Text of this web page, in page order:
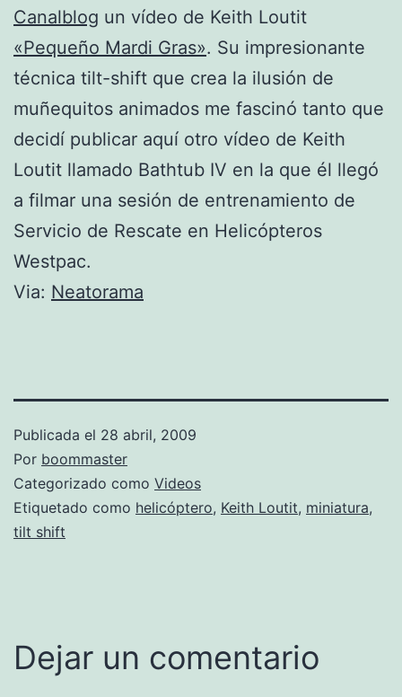
Canalblog un vídeo de Keith Loutit
«Pequeño Mardi Gras». Su impresionante
técnica tilt-shift que crea la ilusión de
muñequitos animados me fascinó tanto que
decidí publicar aquí otro vídeo de Keith
Loutit llamado Bathtub IV en la que él llegó
a filmar una sesión de entrenamiento de
Servicio de Rescate en Helicópteros
Westpac.
Via: Neatorama
Publicada el 28 abril, 2009
Por boommaster
Categorizado como Videos
Etiquetado como helicóptero, Keith Loutit, miniatura,
tilt shift
Dejar un comentario